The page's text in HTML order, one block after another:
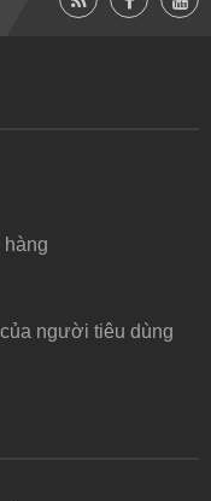
hàng
người tiêu dùng